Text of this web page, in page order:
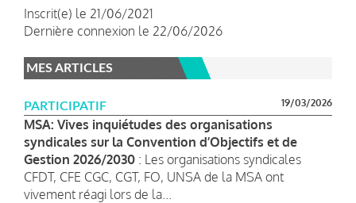
Inscrit(e) le 21/06/2021
Dernière connexion le 22/06/2026
MES ARTICLES
PARTICIPATIF 19/03/2026
MSA: Vives inquiétudes des organisations
syndicales sur la Convention d’Objectifs et de
Gestion 2026/2030 : Les organisations syndicales
CFDT, CFE CGC, CGT, FO, UNSA de la MSA ont
vivement réagi lors de la...